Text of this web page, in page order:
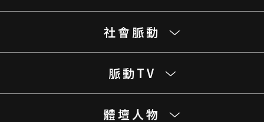
社會脈動
脈動TV
體壇人物